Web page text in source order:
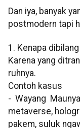
Dan iya, banyak
postmodern tapi
1. Kenapa
Karena yang
ruhnya.
Contoh kasus
- Wayang
metaverse,
pakem, suluk